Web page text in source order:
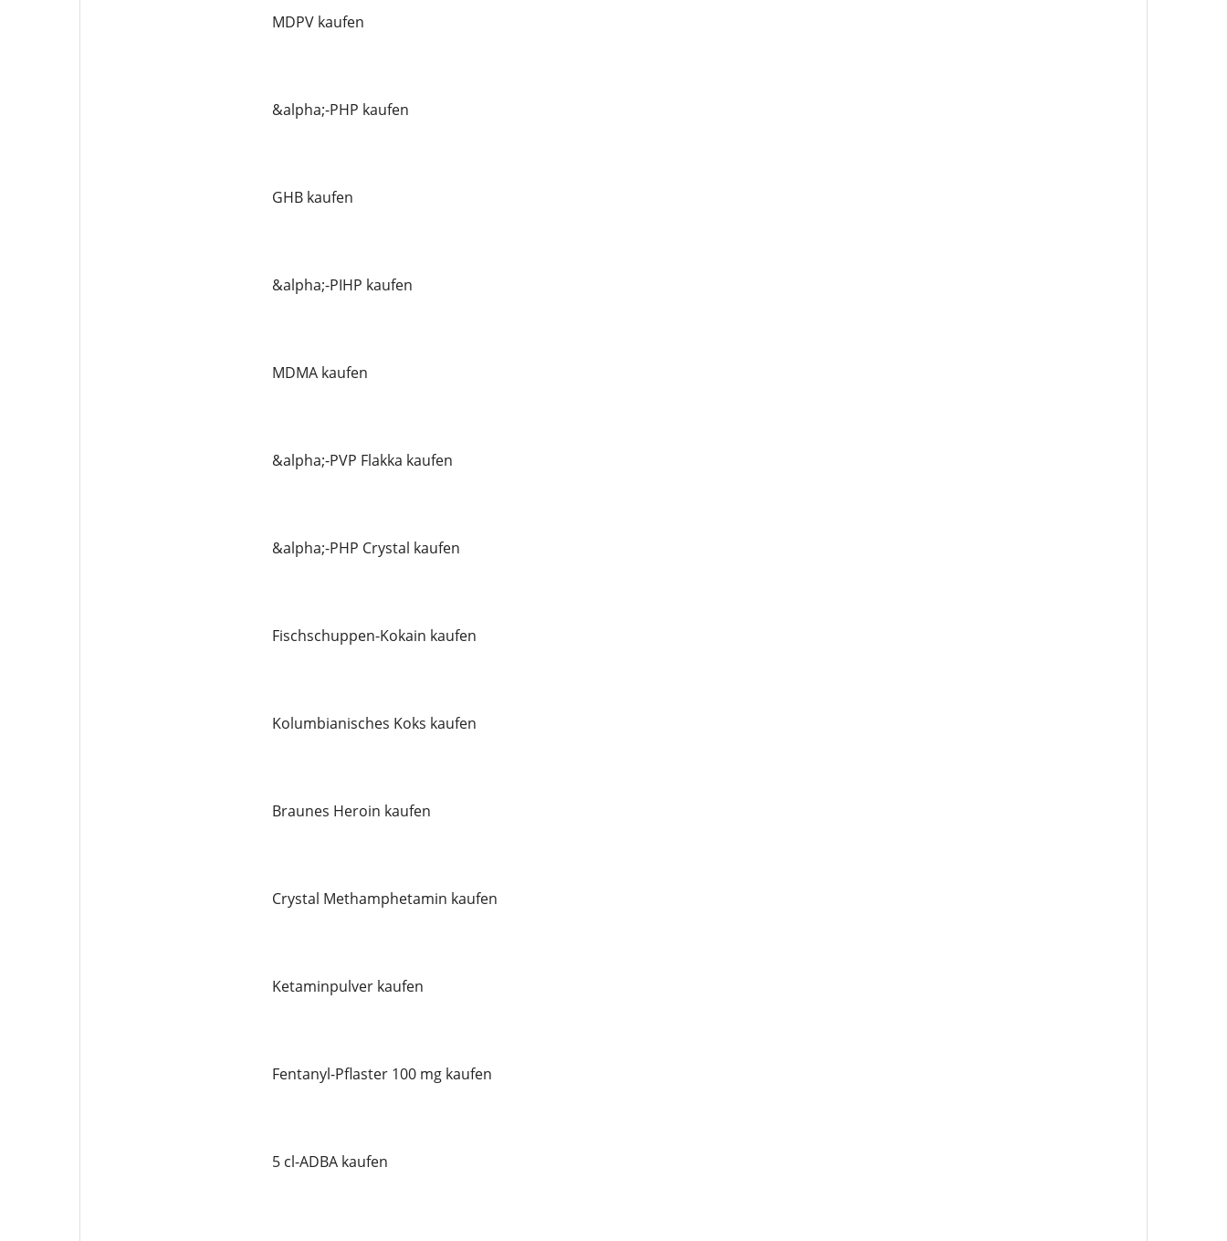
MDPV kaufen
&alpha;-PHP kaufen
GHB kaufen
&alpha;-PIHP kaufen
MDMA kaufen
&alpha;-PVP Flakka kaufen
&alpha;-PHP Crystal kaufen
Fischschuppen-Kokain kaufen
Kolumbianisches Koks kaufen
Braunes Heroin kaufen
Crystal Methamphetamin kaufen
Ketaminpulver kaufen
Fentanyl-Pflaster 100 mg kaufen
5 cl-ADBA kaufen